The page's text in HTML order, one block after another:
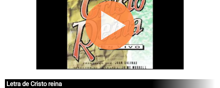
Letra de Cristo reina